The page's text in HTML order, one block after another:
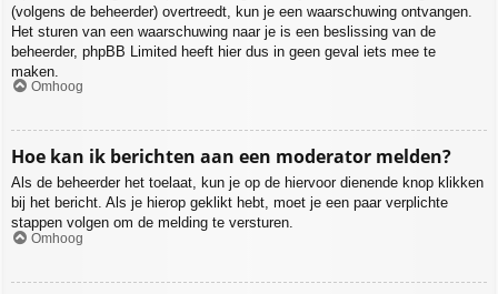
(volgens de beheerder) overtreedt, kun je een waarschuwing ontvangen.
Het sturen van een waarschuwing naar je is een beslissing van de
beheerder, phpBB Limited heeft hier dus in geen geval iets mee te
maken.
Omhoog
Hoe kan ik berichten aan een moderator melden?
Als de beheerder het toelaat, kun je op de hiervoor dienende knop klikken
bij het bericht. Als je hierop geklikt hebt, moet je een paar verplichte
stappen volgen om de melding te versturen.
Omhoog